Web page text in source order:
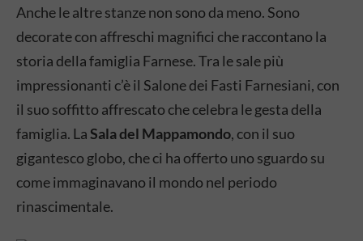
Anche le altre stanze non sono da meno. Sono
decorate con affreschi magnifici che raccontano la
storia della famiglia Farnese. Tra le sale più
impressionanti c’è il Salone dei Fasti Farnesiani, con
il suo soffitto affrescato che celebra le gesta della
famiglia. LaSala del Mappamondo, con il suo
gigantesco globo, che ci ha offerto uno sguardo su
come immaginavano il mondo nel periodo
rinascimentale.